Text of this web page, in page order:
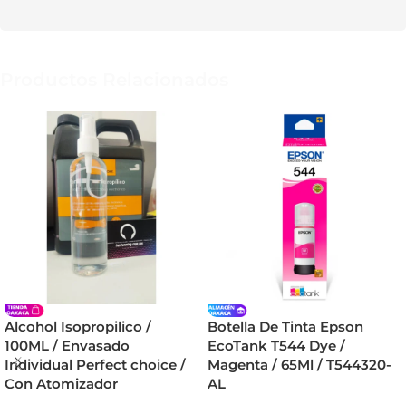
Alcohol Isopropilico /
100ML / Envasado
Individual Perfect choice /
Con Atomizador
Botella De Tinta Epson
EcoTank T544 Dye /
Magenta / 65Ml / T544320-
AL